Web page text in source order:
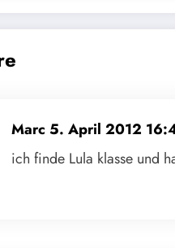
Marc 5. April 2012
ich finde Lula klasse und